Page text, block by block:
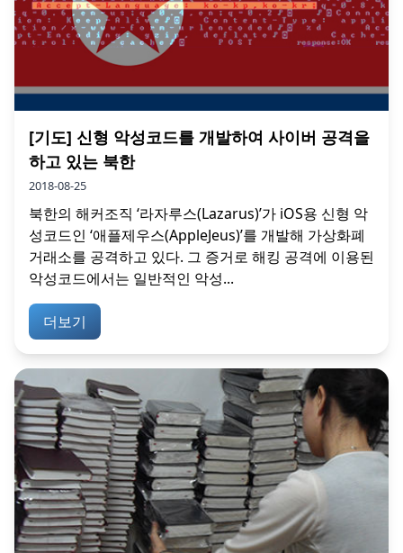
[기도] 신형 악성코드를 개발하여 사이버 공격을
하고 있는 북한
2018-08-25
북한의 해커조직 ‘라자루스(Lazarus)’가 iOS용 신형 악
성코드인 ‘애플제우스(AppleJeus)’를 개발해 가상화폐
거래소를 공격하고 있다. 그 증거로 해킹 공격에 이용된
악성코드에서는 일반적인 악성...
더보기